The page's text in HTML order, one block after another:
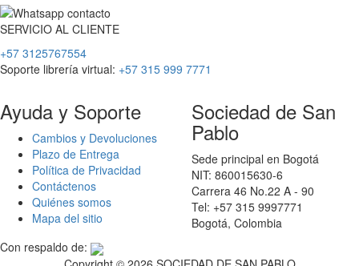
SERVICIO AL CLIENTE
+57 3125767554
Soporte librería virtual: +57 315 999 7771
Ayuda y Soporte
Cambios y Devoluciones
Plazo de Entrega
Política de Privacidad
Contáctenos
Quiénes somos
Mapa del sitio
Sociedad de San
Pablo
Sede principal en Bogotá
NIT: 860015630-6
Carrera 46 No.22 A - 90
Tel: +57 315 9997771
Bogotá, Colombia
Con respaldo de: